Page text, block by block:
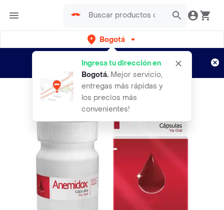
Bogotá
Ingresa tu dirección en
Bogotá. Mejor servicio,
entregas más rápidas y
los precios más
convenientes!
envíos gratis por semanas
Aplican TyC